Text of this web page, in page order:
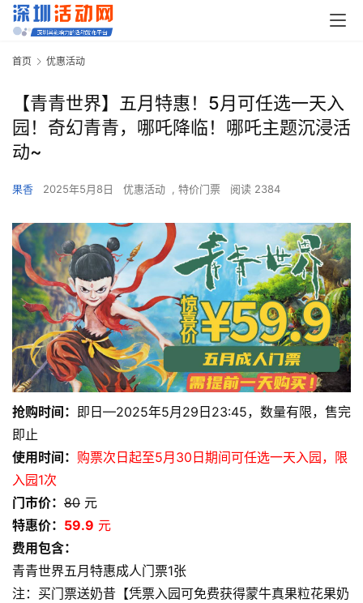
首页 优惠活动
【青青世界】五月特惠！5月可任选一天入
园！奇幻青青，哪吒降临！哪吒主题沉浸活
动~
果香 2025年5月8日 优惠活动 , 特价门票 阅读 2384
抢购时间： 即日—2025年5月29日23:45，数量有限，售完
即止
使用时间： 购票次日起至5月30日期间可任选一天入园，限
入园1次
门市价： 80 元
特惠价： 59.9 元
费用包含：
青青世界五月特惠成人门票1张
注：买门票送奶昔【凭票入园可免费获得蒙牛真果粒花果奶